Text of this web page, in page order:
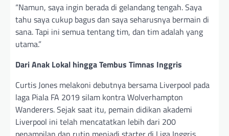
“Namun, saya ingin berada di gelandang tengah. Saya
tahu saya cukup bagus dan saya seharusnya bermain di
sana. Tapi ini semua tentang tim, dan tim adalah yang
utama.”
Dari Anak Lokal hingga Tembus Timnas Inggris
Curtis Jones melakoni debutnya bersama Liverpool pada
laga Piala FA 2019 silam kontra Wolverhampton
Wanderers. Sejak saat itu, pemain didikan akademi
Liverpool ini telah mencatatkan lebih dari 200